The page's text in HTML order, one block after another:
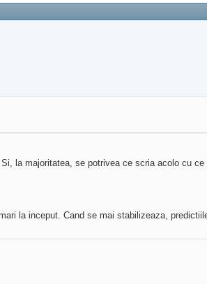
la majoritatea, se potrivea ce scria acolo cu
la inceput. Cand se mai stabilizeaza,